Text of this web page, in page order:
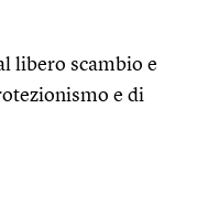
libero scambio e
e di